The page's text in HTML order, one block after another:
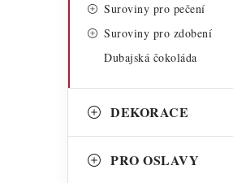
Suroviny pro pečení
Suroviny pro zdobení
Dubajská čokoláda
DEKORACE
PRO OSLAVY